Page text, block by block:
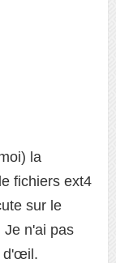
la
fichiers ext4
sur le
Je n'ai pas
d'œil.